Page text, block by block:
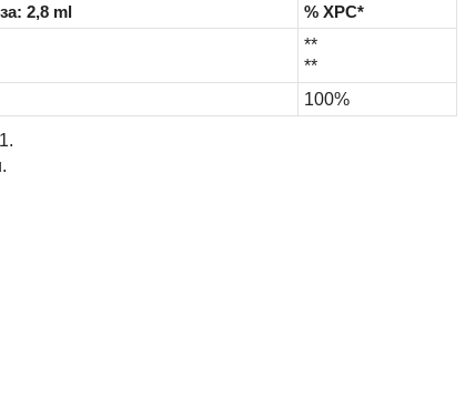
2,8 ml
% ХРС*
**
**
100%